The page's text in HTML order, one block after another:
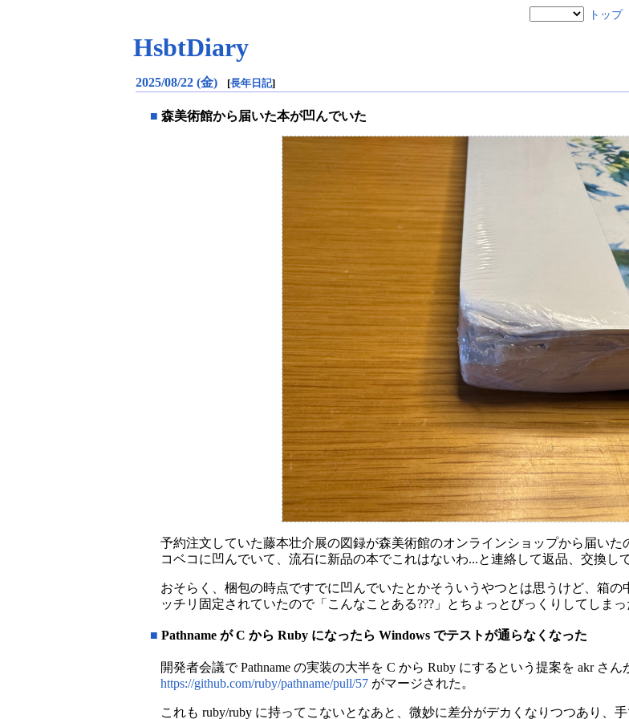
トップ
HsbtDiary
2025/08/22 (金) [長年日記]
■ 森美術館から届いた本が凹んでいた
予約注文していた藤本壮介展の図録が森美術館のオンラインショップから届い
コベコに凹んでいて、流石に新品の本でこれはないわ...と連絡して返品、交換し
おそらく、梱包の時点ですでに凹んでいたとかそういうやつとは思うけど、箱
ッチリ固定されていたので「こんなことある???」とちょっとびっくりしてしまっ
■ Pathname が C から Ruby になったら Windows でテストが通らなくなった
開発者会議で Pathname の実装の大半を C から Ruby にするという提案を akr さ
https://github.com/ruby/pathname/pull/57 がマージされた。
これも ruby/ruby に持ってこないとなあと、微妙に差分がデカくなりつつあり、